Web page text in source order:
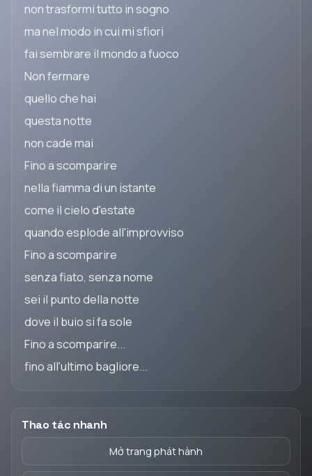
Thao tác nhanh
Mở trang phát hành
non trasformi tutto in sogno
ma nel modo in cui mi sfiori
fai sembrare il mondo a fuoco
Non fermare
quello che hai
questa notte
non cade mai
Fino a scomparire
nella fiamma di un istante
come il cielo d'estate
quando esplode all'improvviso
Fino a scomparire
senza fiato, senza nome
sei il punto della notte
dove il buio si fa sole
Fino a scomparire...
fino all'ultimo bagliore...